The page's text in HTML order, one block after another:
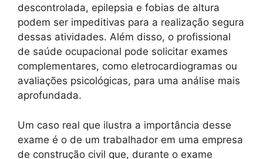
descontrolada, epilepsia e fobias de altura
podem ser impeditivas para a realização segura
dessas atividades. Além disso, o profissional
de saúde ocupacional pode solicitar exames
complementares, como eletrocardiogramas ou
avaliações psicológicas, para uma análise mais
aprofundada.
Um caso real que ilustra a importância desse
exame é o de um trabalhador em uma empresa
de construção civil que, durante o exame